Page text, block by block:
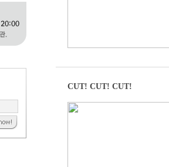
CUT! CUT! CUT!